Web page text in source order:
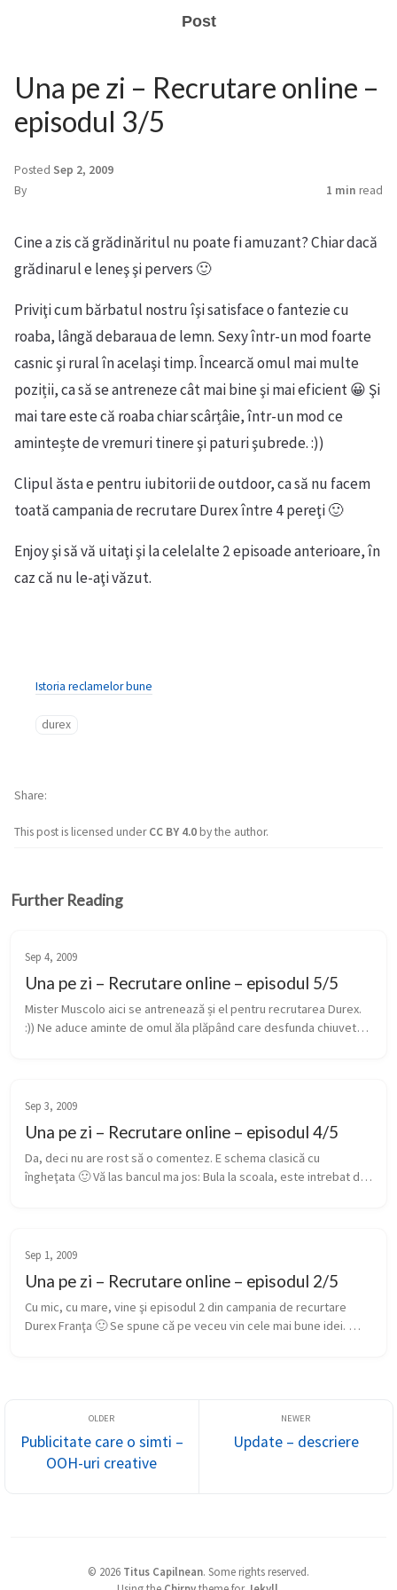
Post
Una pe zi – Recrutare online –
episodul 3/5
Posted Sep 2, 2009
By
1 min read
Cine a zis că grădinăritul nu poate fi amuzant? Chiar dacă
grădinarul e leneş şi pervers 🙂
Priviţi cum bărbatul nostru îşi satisface o fantezie cu
roaba, lângă debaraua de lemn. Sexy într-un mod foarte
casnic şi rural în acelaşi timp. Încearcă omul mai multe
poziții, ca să se antreneze cât mai bine şi mai eficient 😀 Şi
mai tare este că roaba chiar scârțâie, într-un mod ce
amintește de vremuri tinere şi paturi şubrede. :))
Clipul ăsta e pentru iubitorii de outdoor, ca să nu facem
toată campania de recrutare Durex între 4 pereţi 🙂
Enjoy şi să vă uitaţi şi la celelalte 2 episoade anterioare, în
caz că nu le-aţi văzut.
Istoria reclamelor bune
durex
This post is licensed underCC BY 4.0by the author.
Share
Further Reading
Sep 4, 2009
Una pe zi – Recrutare online – episodul 5/5
Mister Muscolo aici se antrenează și el pentru recrutarea Durex.
:)) Ne aduce aminte de omul ăla plăpând care desfunda chiuvete
Sep 3, 2009
Una pe zi – Recrutare online – episodul 4/5
Da, deci nu are rost să o comentez. E schema clasică cu
îngheţata 🙂 Vă las bancul ma jos: Bula la scoala, este intrebat de
Sep 1, 2009
Una pe zi – Recrutare online – episodul 2/5
Cu mic, cu mare, vine şi episodul 2 din campania de recurtare
Durex Franţa 🙂 Se spune că pe veceu vin cele mai bune idei.
Publicitate care o simti –
OOH-uri creative
Update – descriere
© 2026 Titus Capilnean. Some rights reserved.